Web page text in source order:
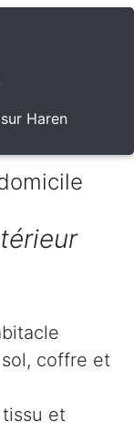
Haren
coffre et
et